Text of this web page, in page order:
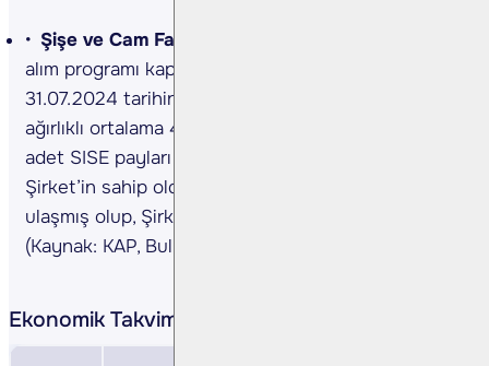
Şişe ve Cam Fabrikaları <SISE TI>
alım programı kapsamında, Şirket tarafından
31.07.2024 tarihinde Borsa İstanbul'da pay başına
ağırlıklı ortalama 46,95 TL fiyat ile toplam 1mn
adet SISE payları geri alındı. Hatırlatmak isteriz ki
Şirket’in sahip olduğu SISE payları 66,8mn adede
ulaşmış olup, Şirketin sermayesine oranı %2,18’dir.
(Kaynak: KAP, Bulls Yatırım)
Ekonomik Takvim